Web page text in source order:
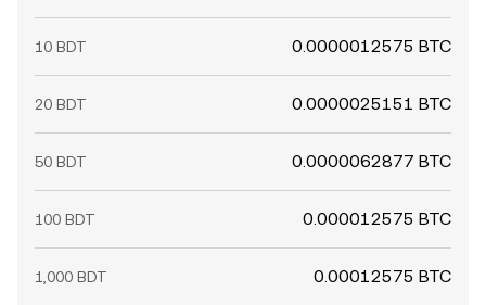
10 BDT 0.0000012575 BTC
20 BDT 0.0000025151 BTC
50 BDT 0.0000062877 BTC
100 BDT 0.000012575 BTC
1,000 BDT 0.00012575 BTC